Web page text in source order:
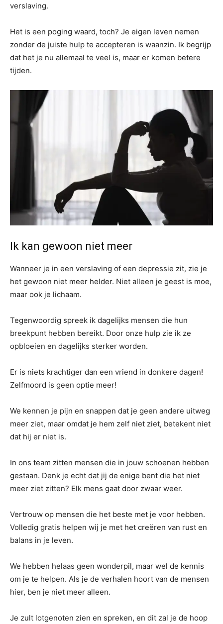
verslaving.
Het is een poging waard, toch? Je eigen leven nemen
zonder de juiste hulp te accepteren is waanzin. Ik begrijp
dat het je nu allemaal te veel is, maar er komen betere
tijden.
Ik kan gewoon niet meer
Wanneer je in een verslaving of een depressie zit, zie je
het gewoon niet meer helder. Niet alleen je geest is moe,
maar ook je lichaam.
Tegenwoordig spreek ik dagelijks mensen die hun
breekpunt hebben bereikt. Door onze hulp zie ik ze
opbloeien en dagelijks sterker worden.
Er is niets krachtiger dan een vriend in donkere dagen!
Zelfmoord is geen optie meer!
We kennen je pijn en snappen dat je geen andere uitweg
meer ziet, maar omdat je hem zelf niet ziet, betekent niet
dat hij er niet is.
In ons team zitten mensen die in jouw schoenen hebben
gestaan. Denk je echt dat jij de enige bent die het niet
meer ziet zitten? Elk mens gaat door zwaar weer.
Vertrouw op mensen die het beste met je voor hebben.
Volledig gratis helpen wij je met het creëren van rust en
balans in je leven.
We hebben helaas geen wonderpil, maar wel de kennis
om je te helpen. Als je de verhalen hoort van de mensen
hier, ben je niet meer alleen.
Je zult lotgenoten zien en spreken, en dit zal je de hoop